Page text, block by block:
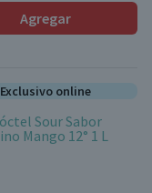
Agregar
Exclusivo online